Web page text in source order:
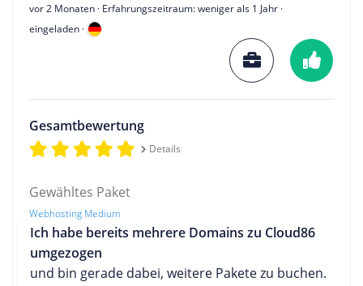
vor 2 Monaten · Erfahrungszeitraum: weniger als 1 Jahr ·
eingeladen ·
Gesamtbewertung
Details
Gewähltes Paket
Webhosting Medium
Ich habe bereits mehrere Domains zu Cloud86
umgezogen
und bin gerade dabei, weitere Pakete zu buchen.